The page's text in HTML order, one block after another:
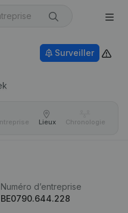
Surveiller
Lieux Chronologie
Numéro d’entreprise
BE0790.644.228